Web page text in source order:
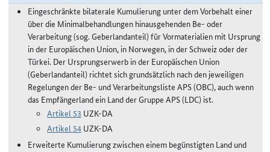
Eingeschränkte bilaterale Kumulierung unter dem Vorbehalt einer
über die Minimalbehandlungen hinausgehenden Be- oder
Verarbeitung (sog. Geberlandanteil) für Vormaterialien mit Ursprung
in der Europäischen Union, in Norwegen, in der Schweiz oder der
Türkei. Der Ursprungserwerb in der Europäischen Union
(Geberlandanteil) richtet sich grundsätzlich nach den jeweiligen
Regelungen der Be- und Verarbeitungsliste APS (OBC), auch wenn
das Empfängerland ein Land der Gruppe APS (LDC) ist.
Artikel 53 UZK-DA
Artikel 54 UZK-DA
Erweiterte Kumulierung zwischen einem begünstigten Land und